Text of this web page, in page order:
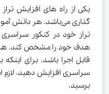
گذاری می‌باشد. هر
تراز خود در کنکور
هدف خود را مشخص کند.
قابل اجرا باشد. برای اینکه
سراسری افزایش دهید،
برسید.